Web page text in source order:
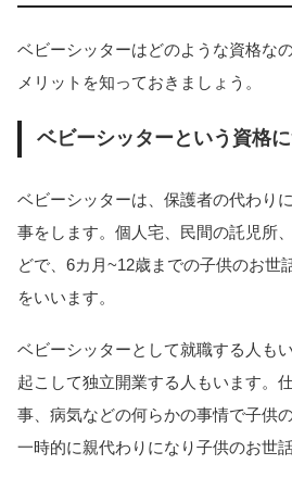
ベビーシッターはどのような資格な
メリットを知っておきましょう。
ベビーシッターという資格
ベビーシッターは、保護者の代わり
事をします。個人宅、民間の託児所
どで、6カ月~12歳までの子供のお世
をいいます。
ベビーシッターとして就職する人も
起こして独立開業する人もいます。
事、病気などの何らかの事情で子供
一時的に親代わりになり子供のお世話